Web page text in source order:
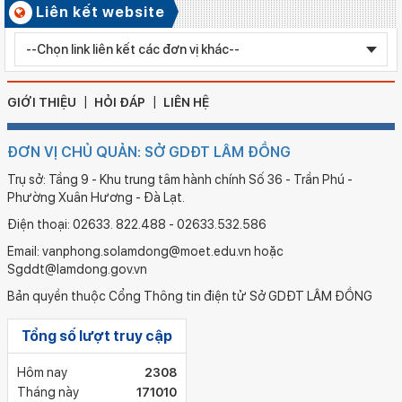
Số ký hiệu: 2577/QĐ-SGDĐT
Ngày ban hành: 05/08/2026
Chỉnh sửa bằng TN THPT LÊ HUỲNH NHƯ HẬU
Liên kết website
GIỚI THIỆU HỎI ĐÁP LIÊN HỆ
ĐƠN VỊ CHỦ QUẢN: SỞ GDĐT LÂM ĐỒNG
Trụ sở: Tầng 9 - Khu trung tâm hành chính Số 36 - Trần Phú -
Phường Xuân Hương - Đà Lạt.
Điện thoại: 02633. 822.488 - 02633.532.586
Email: vanphong.solamdong@moet.edu.vn hoặc
Sgddt@lamdong.gov.vn
Bản quyền thuộc Cổng Thông tin điện tử Sở GDĐT LÂM ĐỒNG
Tổng số lượt truy cập
Hôm nay
2308
Tháng này
171010